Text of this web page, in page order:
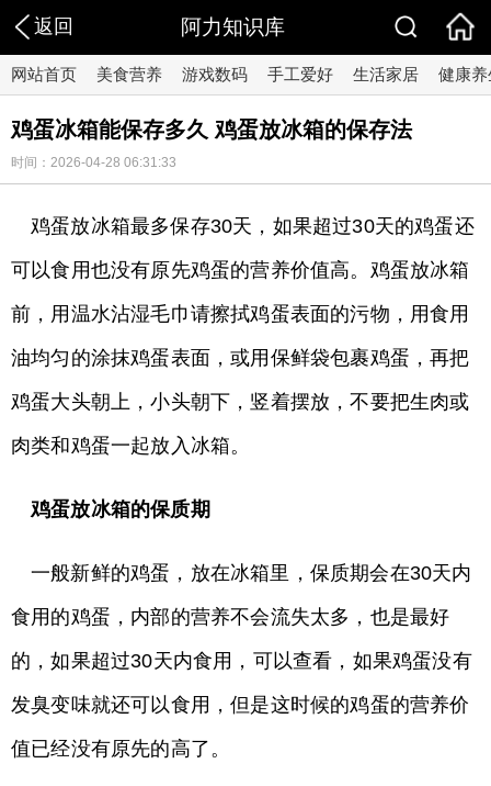
返回 阿力知识库
网站首页 美食营养 游戏数码 手工爱好 生活家居 健康养
鸡蛋冰箱能保存多久 鸡蛋放冰箱的保存法
时间：2026-04-28 06:31:33
鸡蛋放冰箱最多保存30天，如果超过30天的鸡蛋还
可以食用也没有原先鸡蛋的营养价值高。鸡蛋放冰箱
前，用温水沾湿毛巾请擦拭鸡蛋表面的污物，用食用
油均匀的涂抹鸡蛋表面，或用保鲜袋包裹鸡蛋，再把
鸡蛋大头朝上，小头朝下，竖着摆放，不要把生肉或
肉类和鸡蛋一起放入冰箱。
鸡蛋放冰箱的保质期
一般新鲜的鸡蛋，放在冰箱里，保质期会在30天内
食用的鸡蛋，内部的营养不会流失太多，也是最好
的，如果超过30天内食用，可以查看，如果鸡蛋没有
发臭变味就还可以食用，但是这时候的鸡蛋的营养价
值已经没有原先的高了。